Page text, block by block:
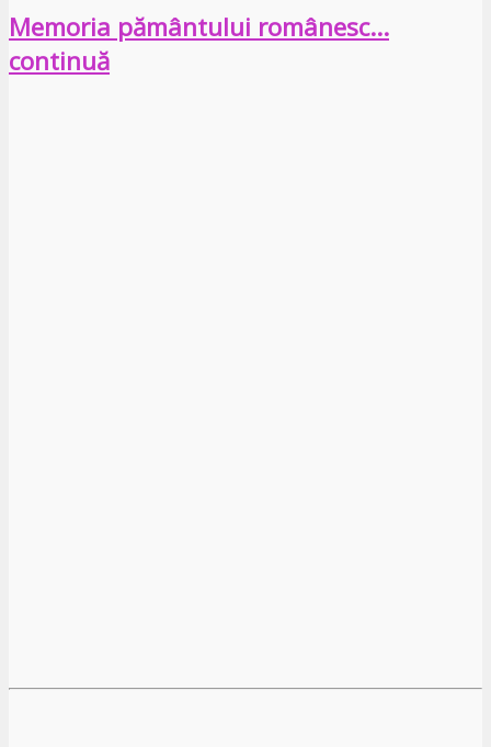
Memoria pământului românesc…
continuă